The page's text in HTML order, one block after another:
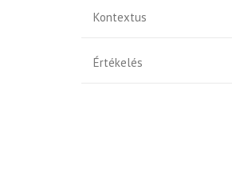
Kontextus
Értékelés